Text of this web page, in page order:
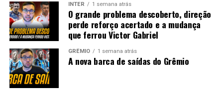
INTER 1 semana atrás
O grande problema descoberto, direção
perde reforço acertado e a mudança
que ferrou Victor Gabriel
GRÊMIO 1 semana atrás
A nova barca de saídas do Grêmio